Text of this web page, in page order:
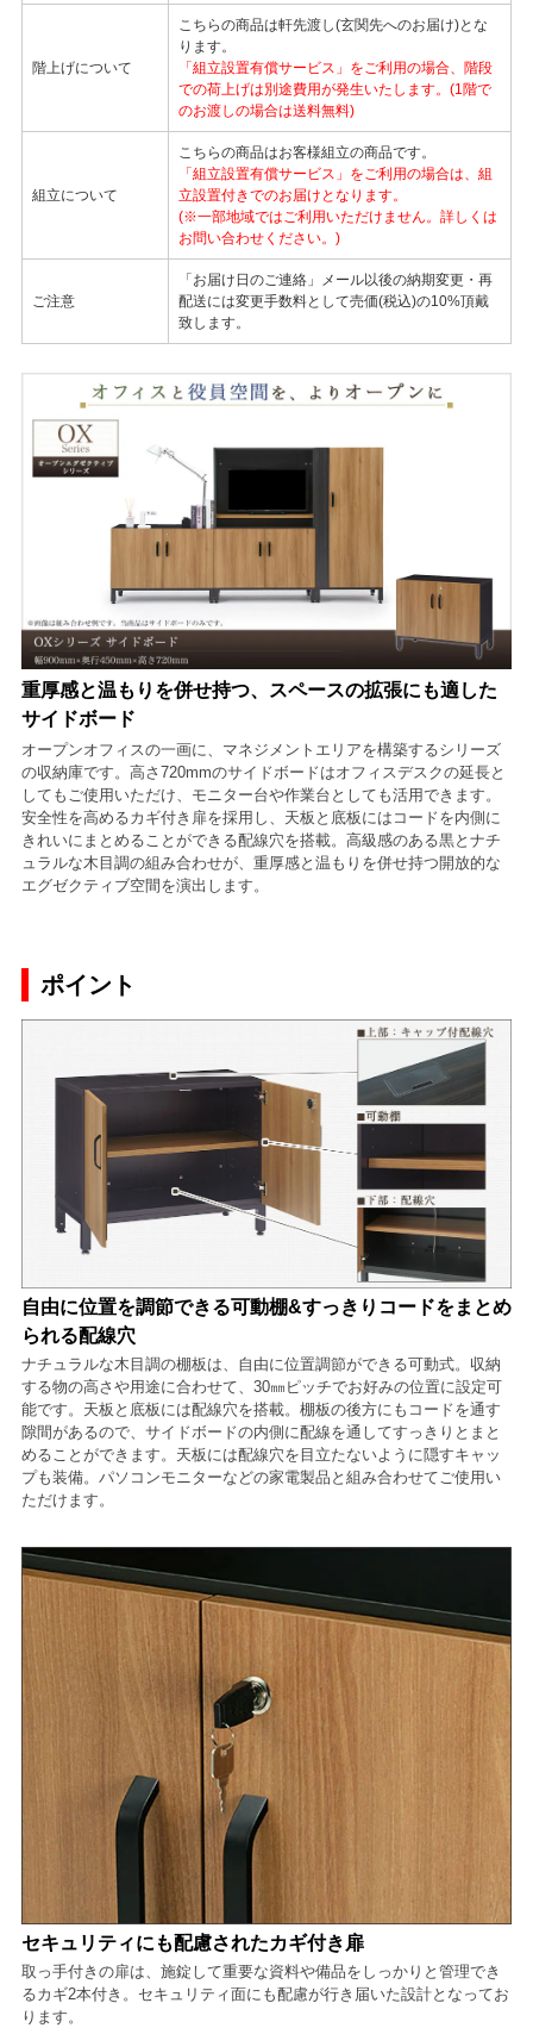
階上げについて
こちらの商品は軒先渡し(玄関先へのお届け)とな
ります。
「組立設置有償サービス」をご利用の場合、階段
での荷上げは別途費用が発生いたします。(1階で
のお渡しの場合は送料無料)
組立について
こちらの商品はお客様組立の商品です。
「組立設置有償サービス」をご利用の場合は、組
立設置付きでのお届けとなります。
(※一部地域ではご利用いただけません。詳しくは
お問い合わせください。)
ご注意
「お届け日のご連絡」メール以後の納期変更・再
配送には変更手数料として売価(税込)の10%頂戴
致します。
重厚感と温もりを併せ持つ、スペースの拡張にも適した
サイドボード
オープンオフィスの一画に、マネジメントエリアを構築するシリーズ
の収納庫です。高さ720mmのサイドボードはオフィスデスクの延長と
してもご使用いただけ、モニター台や作業台としても活用できます。
安全性を高めるカギ付き扉を採用し、天板と底板にはコードを内側に
きれいにまとめることができる配線穴を搭載。高級感のある黒とナチ
ュラルな木目調の組み合わせが、重厚感と温もりを併せ持つ開放的な
エグゼクティブ空間を演出します。
ポイント
自由に位置を調節できる可動棚&すっきりコードをまとめ
られる配線穴
ナチュラルな木目調の棚板は、自由に位置調節ができる可動式。収納
する物の高さや用途に合わせて、30㎜ピッチでお好みの位置に設定可
能です。天板と底板には配線穴を搭載。棚板の後方にもコードを通す
隙間があるので、サイドボードの内側に配線を通してすっきりとまと
めることができます。天板には配線穴を目立たないように隠すキャッ
プも装備。パソコンモニターなどの家電製品と組み合わせてご使用い
ただけます。
セキュリティにも配慮されたカギ付き扉
取っ手付きの扉は、施錠して重要な資料や備品をしっかりと管理でき
るカギ2本付き。セキュリティ面にも配慮が行き届いた設計となってお
ります。